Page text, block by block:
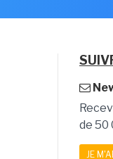
de 50
JE